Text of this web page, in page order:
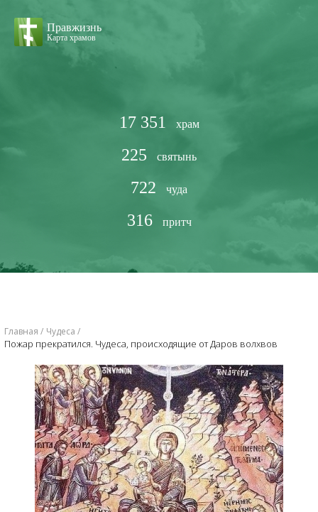
Правжизнь
Карта храмов
17 351 храм
225 святынь
722 чуда
316 притч
Главная Чудеса
Пожар прекратился. Чудеса, происходящие от Даров волхвов